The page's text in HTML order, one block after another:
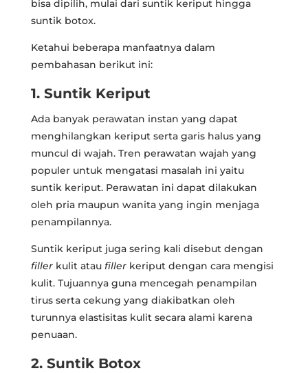
bisa dipilih, mulai dari suntik keriput hingga
suntik botox.
Ketahui beberapa manfaatnya dalam
pembahasan berikut ini:
1. Suntik Keriput
Ada banyak perawatan instan yang dapat
menghilangkan keriput serta garis halus yang
muncul di wajah. Tren perawatan wajah yang
populer untuk mengatasi masalah ini yaitu
suntik keriput. Perawatan ini dapat dilakukan
oleh pria maupun wanita yang ingin menjaga
penampilannya.
Suntik keriput juga sering kali disebut dengan
fillerkulit atau fillerkeriput dengan cara mengisi
kulit. Tujuannya guna mencegah penampilan
tirus serta cekung yang diakibatkan oleh
turunnya elastisitas kulit secara alami karena
penuaan.
2. Suntik Botox